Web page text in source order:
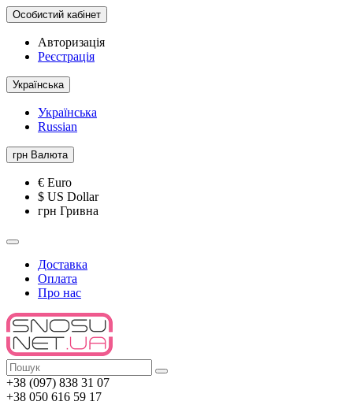
Особистий кабінет
Авторизація
Реєстрація
Українська
Українська
Russian
грн Валюта
€ Euro
$ US Dollar
грн Гривна
Доставка
Оплата
Про нас
+38 (097) 838 31 07
+38 050 616 59 17